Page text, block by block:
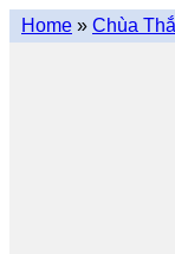
Home » Chùa